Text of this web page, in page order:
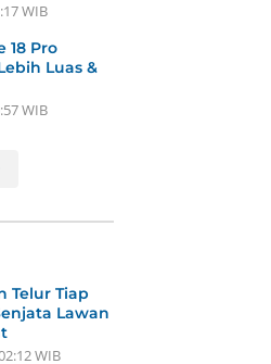
WIB
18 Pro
Luas &
WIB
Telur Tiap
Lawan
WIB